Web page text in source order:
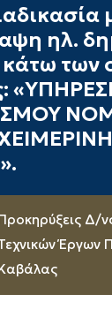
ηλ.
των
Δ/
Έργων